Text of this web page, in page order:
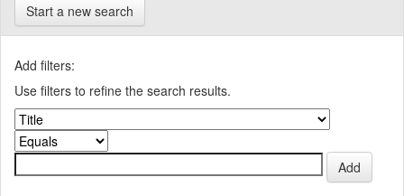
Start a new search
Add filters:
Use filters to refine the search results.